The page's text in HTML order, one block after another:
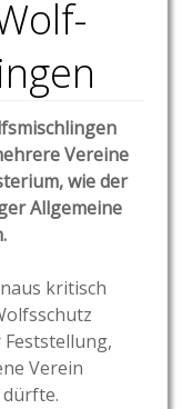
Vereine
wie der
Allgemeine
kritisch
Verein